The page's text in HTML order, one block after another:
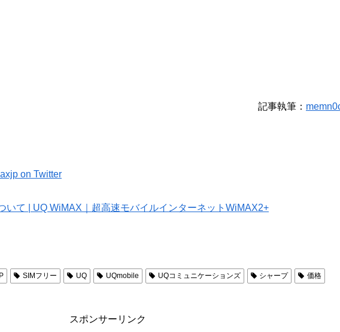
記事執筆：
on Twitter
いて | UQ WiMAX｜超高速モバイルインターネットWiMAX2+
SIMフリー UQ UQmobile UQコミュニケーションズ シャープ
価格
スポンサーリンク